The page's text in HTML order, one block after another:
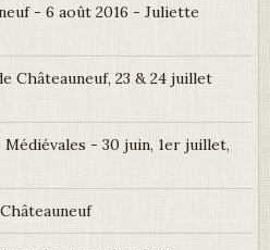
- 6 août 2016 - Juliette
Châteauneuf, 23 & 24 juillet
- 30 juin, 1er juillet,